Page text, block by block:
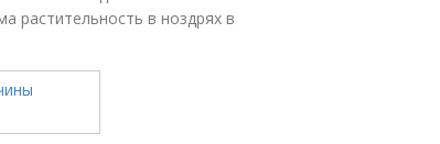
растительность в ноздрях в